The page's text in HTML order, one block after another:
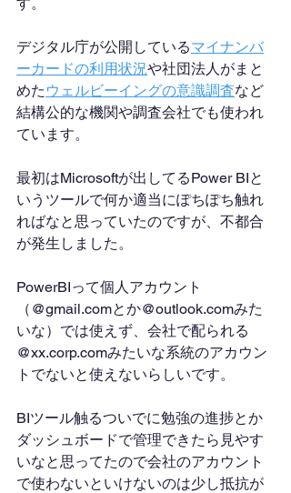
デジタル庁が公開しているマイナンバ
ーカードの利用状況や社団法人がまと
めた ウェルビーイングの意識調査など
結構公的な機関や調査会社でも使われ
ています。
最初はMicrosoftが出してるPower BIと
いうツールで何か適当にぽちぽち触れ
ればなと思っていたのですが、不都合
が発生しました。
PowerBIって個人アカウント
（@gmail.comとか@outlook.comみた
いな）では使えず、会社で配られる
@xx.corp.comみたいな系統のアカウン
トでないと使えないらしいです。
BIツール触るついでに勉強の進捗とか
ダッシュボードで管理できたら見やす
いなと思ってたので会社のアカウント
で使わないといけないのは少し抵抗が